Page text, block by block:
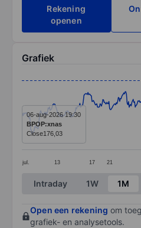
Rekening
openen
Grafiek
Line chart with 299 data
The chart has 1 X axis
The chart has 1 Y axis
jul. 13 17 21
06-aug-2026 19:30
BPOP:xnas
Close176,03
End of interactive chart.
Intraday 1W 1M
Open een rekening om
grafiek- en analysetools.